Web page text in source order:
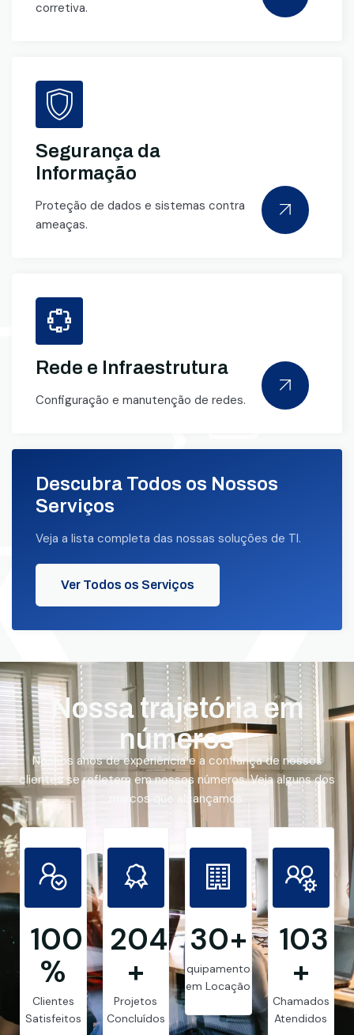
corretiva.
Segurança da
Informação
Proteção de dados e sistemas contra
ameaças.
Rede e Infraestrutura
Configuração e manutenção de redes.
Descubra Todos os Nossos
Serviços
Veja a lista completa das nossas soluções de TI.
Ver Todos os Serviços
Nossa trajetória em
números
Nossos anos de experiência e a confiança de nossos
clientes se refletem em nossos números. Veja alguns dos
marcos que alcançamos.
99.8
%
Clientes
Satisfeitos
205
+
Projetos
Concluídos
30+
Equipamentos
em Locação
103
+
Chamados
Atendidos